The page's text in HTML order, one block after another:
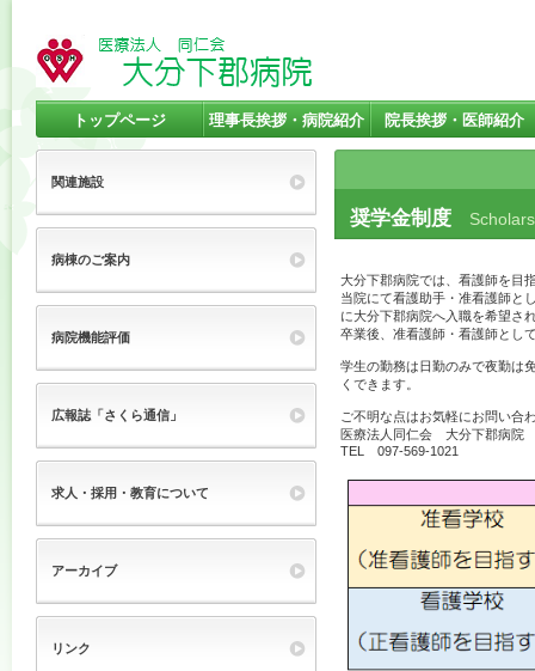
奨学金制度
大分下郡病院では、看護師を目
当院にて看護助手・准看護師と
に大分下郡病院へ入職を希望さ
卒業後、准看護師・看護師とし
学生の勤務は日勤のみで夜勤は
くできます。
ご不明な点はお気軽にお問い合
医療法人同仁会 大分下郡病院
TEL 097-569-1021
トップページ 理事長挨拶・病院紹介 院長挨拶・医師紹介
関連施設
病棟のご案内
病院機能評価
広報誌「さくら通信」
求人・採用・教育について
アーカイブ
リンク